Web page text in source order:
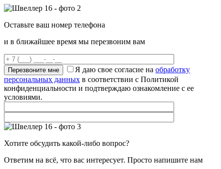
Оставьте ваш номер телефона
и в ближайшее время мы перезвоним вам
Я даю свое согласие на обработку
персональных данных в соответствии с Политикой
конфиденциальности и подтверждаю ознакомление с ее
условиями.
Хотите обсудить какой-либо вопрос?
Ответим на всё, что вас интересует. Просто напишите нам